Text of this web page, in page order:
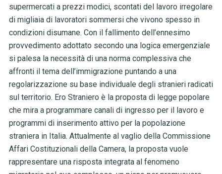
supermercati a prezzi modici, scontati del lavoro irregolare
di migliaia di lavoratori sommersi che vivono spesso in
condizioni disumane. Con il fallimento dell’ennesimo
provvedimento adottato secondo una logica emergenziale
si palesa la necessità di una norma complessiva che
affronti il tema dell’immigrazione puntando a una
regolarizzazione su base individuale degli stranieri radicati
sul territorio. Ero Straniero è la proposta di legge popolare
che mira a programmare canali di ingresso per il lavoro e
programmi di inserimento attivo per la popolazione
straniera in Italia. Attualmente al vaglio della Commissione
Affari Costituzionali della Camera, la proposta vuole
rappresentare una risposta integrata al fenomeno